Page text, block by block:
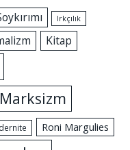
Irkçılık
Kitap
Marksizm
Roni Margulies